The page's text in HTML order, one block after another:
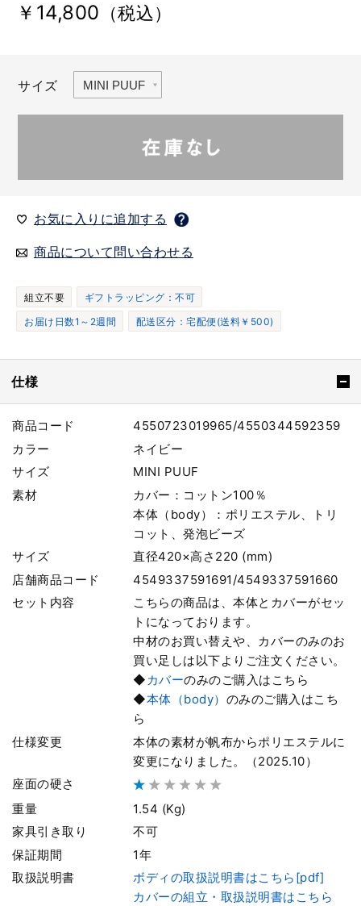
￥14,800 （税込）
サイズ
お気に入りに追加する
商品について問い合わせる
組立不要
ギフトラッピング：不可
お届け日数1～2週間
配送区分：宅配便(送料￥500)
仕様
商品コード
4550723019965/4550344592359
カラー
ネイビー
サイズ
MINI PUUF
素材
カバー：コットン100％
本体（body）：ポリエステル、トリ
コット、発泡ビーズ
サイズ
直径420×高さ220 (mm)
店舗商品コード
4549337591691/4549337591660
セット内容
こちらの商品は、本体とカバーがセッ
トになっております。
中材のお買い替えや、カバーのみのお
買い足しは以下よりご注文ください。
◆ カバーのみのご購入はこちら
◆本体（body） のみのご購入はこち
ら
仕様変更
本体の素材が帆布からポリエステルに
変更になりました。（2025.10）
座面の硬さ
重量
1.54 (Kg)
家具引き取り
不可
保証期間
1年
取扱説明書
ボディの取扱説明書はこちら[pdf]
カバーの組立・取扱説明書はこちら